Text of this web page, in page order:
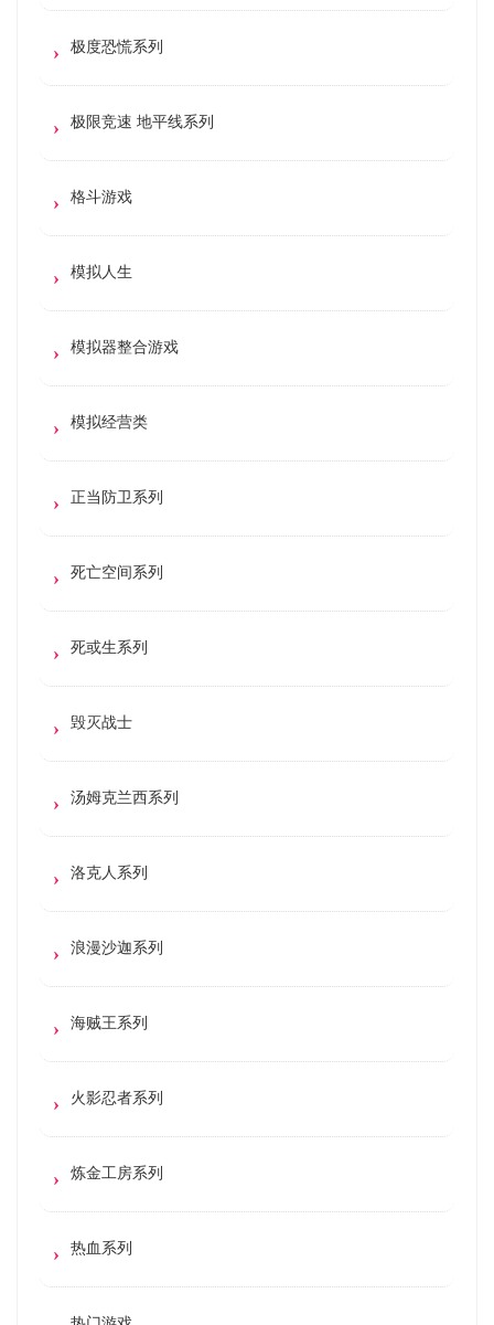
极度恐慌系列
极限竞速 地平线系列
格斗游戏
模拟人生
模拟器整合游戏
模拟经营类
正当防卫系列
死亡空间系列
死或生系列
毁灭战士
汤姆克兰西系列
洛克人系列
浪漫沙迦系列
海贼王系列
火影忍者系列
炼金工房系列
热血系列